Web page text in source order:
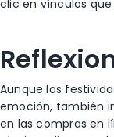
clic en vínculos
Aunque las
emoción, también
en las compras en